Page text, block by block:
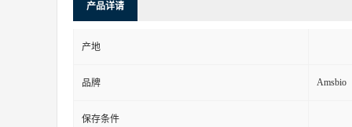
产品详请
产地
品牌 Amsbio
保存条件